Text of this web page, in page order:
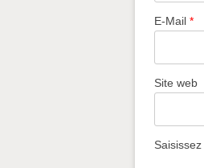
E-Mail *
Site web